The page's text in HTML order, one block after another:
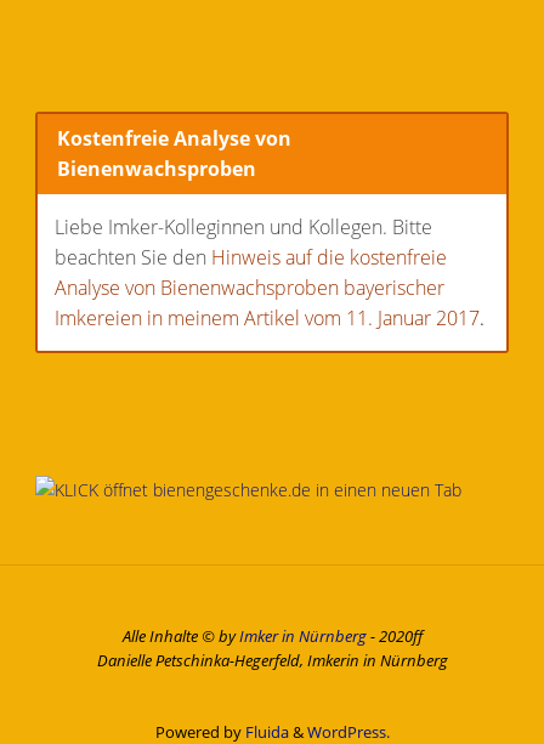
Kostenfreie Analyse von
Bienenwachsproben
Liebe Imker-Kolleginnen und Kollegen. Bitte
beachten Sie den Hinweis auf die kostenfreie
Analyse von Bienenwachsproben bayerischer
Imkereien in meinem Artikel vom 11. Januar 2017.
Alle Inhalte © byImker in Nürnberg- 2020ff
Danielle Petschinka-Hegerfeld, Imkerin in Nürnberg
Powered byFluida&WordPress.